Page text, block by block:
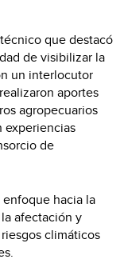
que destacó
de visibilizar la
un interlocutor
aportes
agropecuarios
experiencias
de
hacia la
afectación y
climáticos